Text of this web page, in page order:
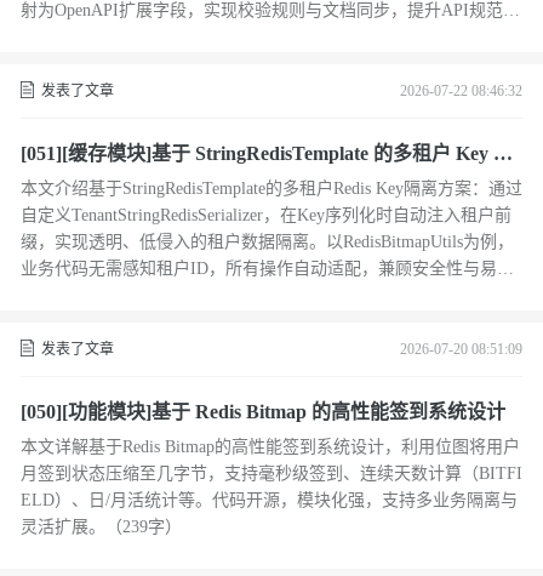
射为OpenAPI扩展字段，实现校验规则与文档同步，提升API规范性
发表了文章 2026-07-22 08:46:32
[051][缓存模块]基于 StringRedisTemplate 的多租户 Key 隔
离设计与实践——以 RedisBitmapUtils 为例
本文介绍基于StringRedisTemplate的多租户Redis Key隔离方案：通过
自定义TenantStringRedisSerializer，在Key序列化时自动注入租户前
缀，实现透明、低侵入的租户数据隔离。以RedisBitmapUtils为例，
业务代码无需感知租户ID，所有操作自动适配，兼顾安全性与易用
发表了文章 2026-07-20 08:51:09
[050][功能模块]基于 Redis Bitmap 的高性能签到系统设计
本文详解基于Redis Bitmap的高性能签到系统设计，利用位图将用户
月签到状态压缩至几字节，支持毫秒级签到、连续天数计算（BITFI
ELD）、日/月活统计等。代码开源，模块化强，支持多业务隔离与
灵活扩展。（239字）